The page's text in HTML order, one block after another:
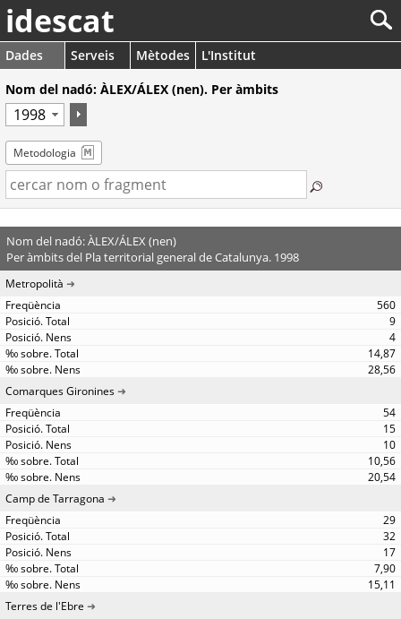
idescat
Dades Serveis Mètodes
L'Institut
Nom del nadó: ÀLEX/ÁLEX (nen). Per àmbits
Metodologia
Nom del nadó: ÀLEX/ÁLEX (nen)
Per àmbits del Pla territorial general de Catalunya. 1998
Metropolità
560
9
4
14,87
28,56
Comarques Gironines
54
15
10
10,56
20,54
Camp de Tarragona
29
32
17
7,90
15,11
Terres de l'Ebre